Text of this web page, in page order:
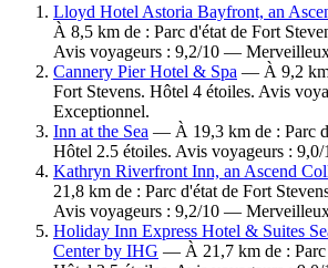
Lloyd Hotel Astoria Bayfront, an
À 8,5 km de : Parc d'état de Fort
Avis voyageurs : 9,2/10 —
Cannery Pier Hotel & Spa — À 9,2 km
Fort Stevens. Hôtel 4 étoiles. Avis
Exceptionnel.
Inn at the Sea — À 19,3 km de : Parc
Hôtel 2.5 étoiles. Avis voyageurs :
Kathryn Riverfront Inn, an Ascend
21,8 km de : Parc d'état de Fort
Avis voyageurs : 9,2/10 —
Holiday Inn Express Hotel & Suites
Center by IHG — À 21,7 km de : Parc